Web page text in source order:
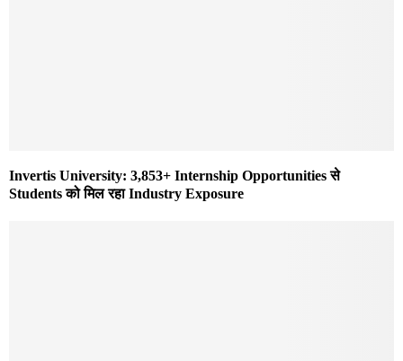
Invertis University: 3,853+ Internship Opportunities से
Students को मिल रहा Industry Exposure